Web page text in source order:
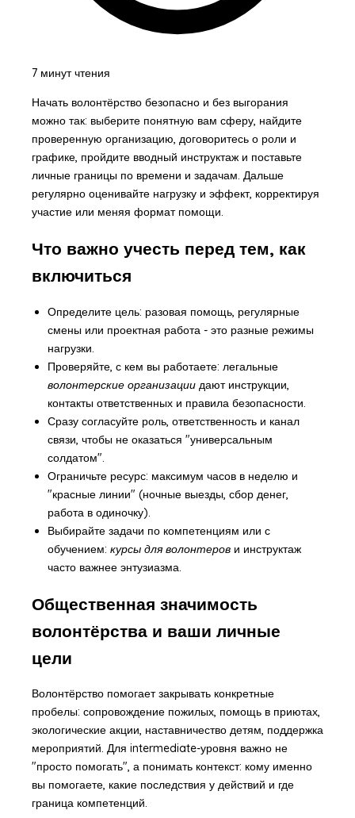
7 минут чтения
Начать волонтёрство безопасно и без выгорания
можно так: выберите понятную вам сферу, найдите
проверенную организацию, договоритесь о роли и
графике, пройдите вводный инструктаж и поставьте
личные границы по времени и задачам. Дальше
регулярно оценивайте нагрузку и эффект, корректируя
участие или меняя формат помощи.
Что важно учесть перед тем, как
включиться
Определите цель: разовая помощь, регулярные
смены или проектная работа - это разные режимы
нагрузки.
Проверяйте, с кем вы работаете: легальные
волонтерские организациидают инструкции,
контакты ответственных и правила безопасности.
Сразу согласуйте роль, ответственность и канал
связи, чтобы не оказаться "универсальным
солдатом".
Ограничьте ресурс: максимум часов в неделю и
"красные линии" (ночные выезды, сбор денег,
работа в одиночку).
Выбирайте задачи по компетенциям или с
обучением: курсы для волонтерови инструктаж
часто важнее энтузиазма.
Общественная значимость
волонтёрства и ваши личные
цели
Волонтёрство помогает закрывать конкретные
пробелы: сопровождение пожилых, помощь в приютах,
экологические акции, наставничество детям, поддержка
мероприятий. Для intermediate-уровня важно не
"просто помогать", а понимать контекст: кому именно
вы помогаете, какие последствия у действий и где
граница компетенций.